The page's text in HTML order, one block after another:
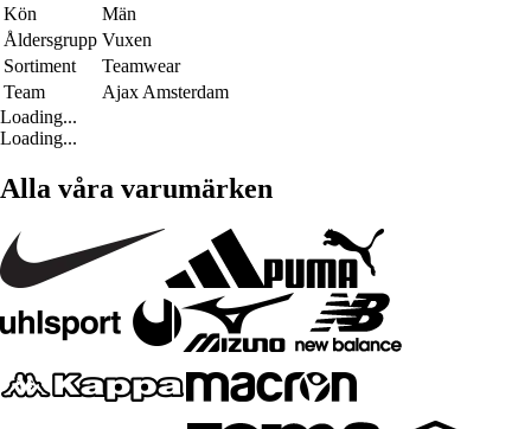
Kön
Män
Åldersgrupp Vuxen
Sortiment
Teamwear
Team
Ajax Amsterdam
Loading...
Loading...
Alla våra varumärken